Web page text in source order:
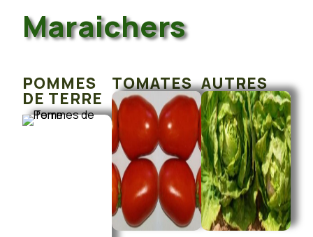
Maraichers
POMMES
DE TERRE
TOMATES AUTRES